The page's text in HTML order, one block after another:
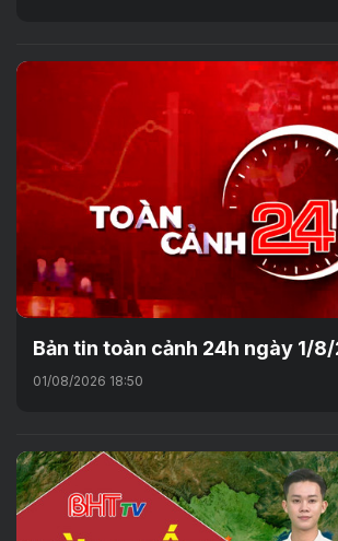
Bản tin toàn cảnh 24h ngày 1/
01/08/2026 18:50